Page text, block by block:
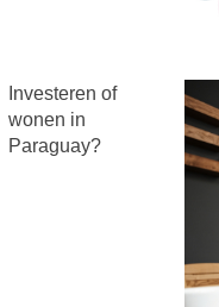
Investeren of
wonen in
Paraguay?